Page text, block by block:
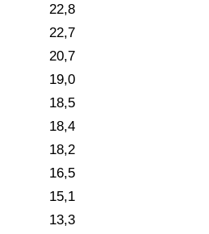
22,8
22,7
20,7
19,0
18,5
18,4
18,2
16,5
15,1
13,3